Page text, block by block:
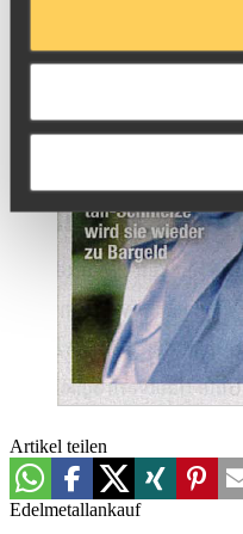
Artikel teilen
Edelmetallankauf